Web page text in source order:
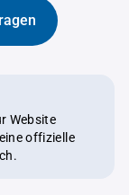
Website